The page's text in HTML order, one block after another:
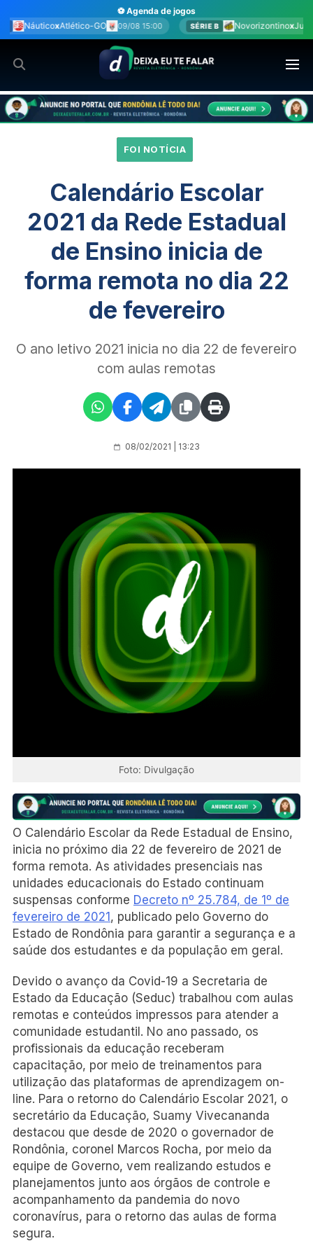
para
o
conteúdo
⚽ Agenda de jogos
09/08 15:00 SÉRIE B Novorizontino Juventude 09/08 15:00
FOI NOTÍCIA
Calendário Escolar
2021 da Rede Estadual
de Ensino inicia de
forma remota no dia 22
de fevereiro
O ano letivo 2021 inicia no dia 22 de fevereiro
com aulas remotas
08/02/2021 | 13:23
Foto: Divulgação
O Calendário Escolar da Rede Estadual de Ensino,
inicia no próximo dia 22 de fevereiro de 2021 de
forma remota. As atividades presenciais nas
unidades educacionais do Estado continuam
suspensas conforme Decreto nº 25.784, de 1º de
fevereiro de 2021, publicado pelo Governo do
Estado de Rondônia para garantir a segurança e a
saúde dos estudantes e da população em geral.
Devido o avanço da Covid-19 a Secretaria de
Estado da Educação (Seduc) trabalhou com aulas
remotas e conteúdos impressos para atender a
comunidade estudantil. No ano passado, os
profissionais da educação receberam
capacitação, por meio de treinamentos para
utilização das plataformas de aprendizagem on-
line. Para o retorno do Calendário Escolar 2021, o
secretário da Educação, Suamy Vivecananda
destacou que desde de 2020 o governador de
Rondônia, coronel Marcos Rocha, por meio da
equipe de Governo, vem realizando estudos e
planejamentos junto aos órgãos de controle e
acompanhamento da pandemia do novo
coronavírus, para o retorno das aulas de forma
segura.